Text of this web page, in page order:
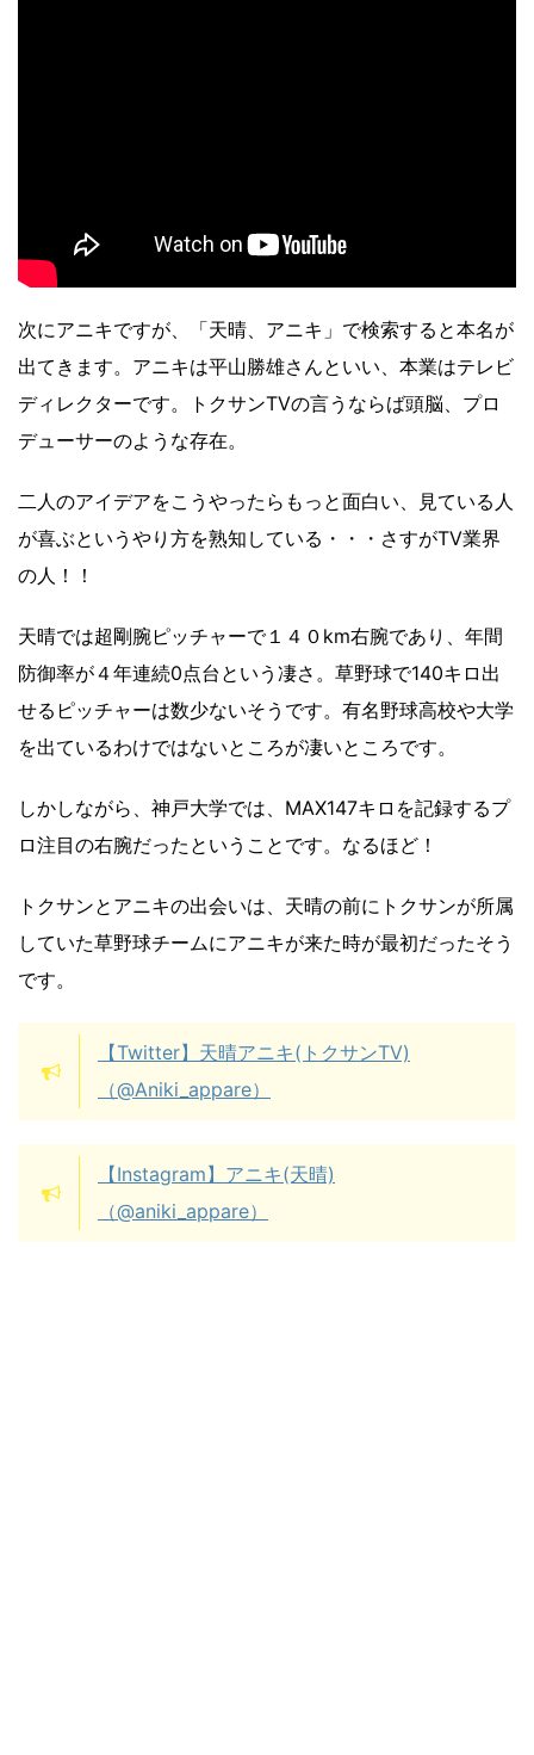
次にアニキですが、「天晴、アニキ」で検索すると本名が
出てきます。アニキは平山勝雄さんといい、本業はテレビ
ディレクターです。トクサンTVの言うならば頭脳、プロ
デューサーのような存在。
二人のアイデアをこうやったらもっと面白い、見ている人
が喜ぶというやり方を熟知している・・・さすがTV業界
の人！！
天晴では超剛腕ピッチャーで１４０km右腕であり、年間
防御率が４年連続0点台という凄さ。草野球で140キロ出
せるピッチャーは数少ないそうです。有名野球高校や大学
を出ているわけではないところが凄いところです。
しかしながら、神戸大学では、MAX147キロを記録するプ
ロ注目の右腕だったということです。なるほど！
トクサンとアニキの出会いは、天晴の前にトクサンが所属
していた草野球チームにアニキが来た時が最初だったそう
です。
【Twitter】天晴アニキ(トクサンTV)
（@Aniki_appare）
【Instagram】アニキ(天晴)
（@aniki_appare）